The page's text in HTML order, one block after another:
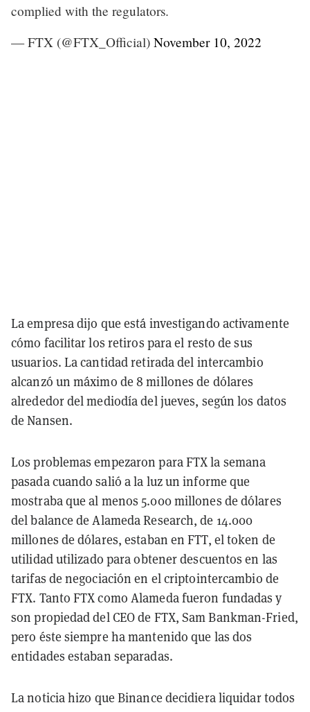
complied with the regulators.
— FTX (@FTX_Official) November 10, 2022
La empresa dijo que está investigando activamente
cómo facilitar los retiros para el resto de sus
usuarios. La cantidad retirada del intercambio
alcanzó un máximo de 8 millones de dólares
alrededor del mediodía del jueves, según los datos
de Nansen.
Los problemas empezaron para FTX la semana
pasada cuando salió a la luz un informe que
mostraba que al menos 5.000 millones de dólares
del balance de Alameda Research, de 14.000
millones de dólares, estaban en FTT, el token de
utilidad utilizado para obtener descuentos en las
tarifas de negociación en el criptointercambio de
FTX. Tanto FTX como Alameda fueron fundadas y
son propiedad del CEO de FTX, Sam Bankman-Fried,
pero éste siempre ha mantenido que las dos
entidades estaban separadas.
La noticia hizo que Binance decidiera liquidar todos